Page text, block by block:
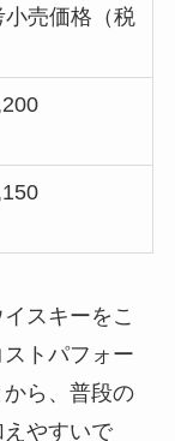
小売価格（税
スキーをこ
トパフォー
ら、普段の
やすいで